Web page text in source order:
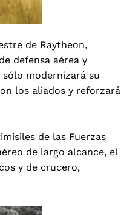
de Raytheon,
defensa aérea y
modernizará su
los aliados y reforzará
de las Fuerzas
de largo alcance, el
y de crucero,